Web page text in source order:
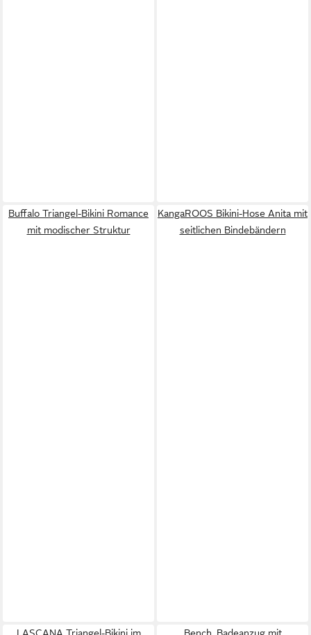
Buffalo Triangel-Bikini Romance
mit modischer Struktur
KangaROOS Bikini-Hose Anita mit
seitlichen Bindebändern
LASCANA Triangel-Bikini im Bench. Badeanzug mit